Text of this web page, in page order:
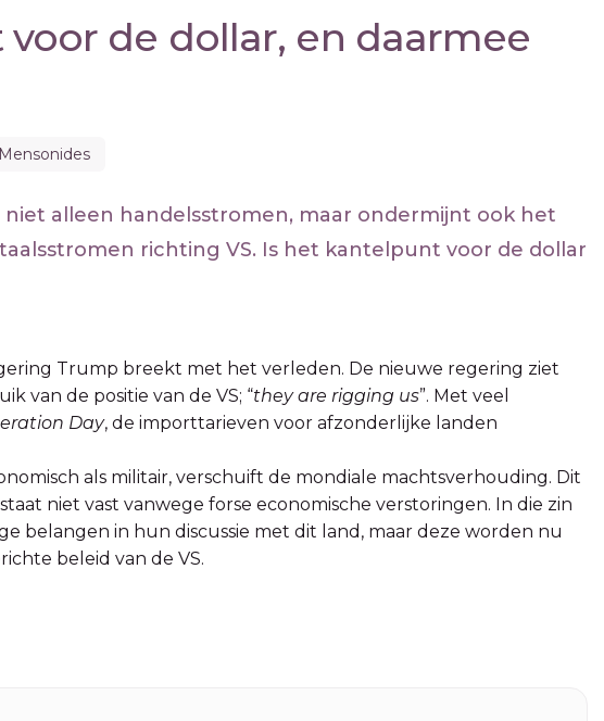
de dollar, en daarmee
alleen handelsstromen, maar ondermijnt ook het
richting VS. Is het kantelpunt voor de dollar
Trump breekt met het verleden. De nieuwe regering ziet
van de positie van de VS; “they are rigging us”. Met veel
Day, de importtarieven voor afzonderlijke landen
als militair, verschuift de mondiale machtsverhouding. Dit
niet vast vanwege forse economische verstoringen. In die zin
belangen in hun discussie met dit land, maar deze worden nu
beleid van de VS.